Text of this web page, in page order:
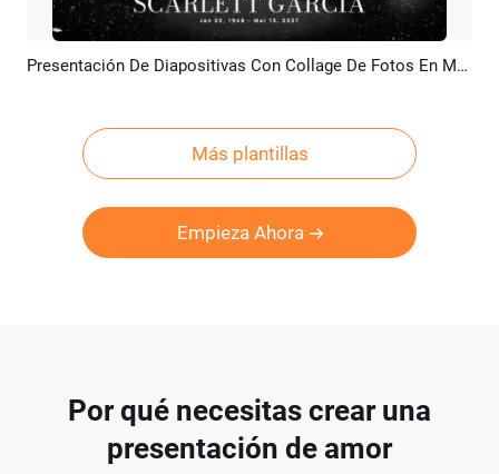
Previsualizar Crear IA Presentación De Diapositivas Con Collage De Fotos En Memoria De Una Madre (obituario Fúnebre Para Una Madre).
Más plantillas
Empieza Ahora
Por qué necesitas crear una
presentación de amor